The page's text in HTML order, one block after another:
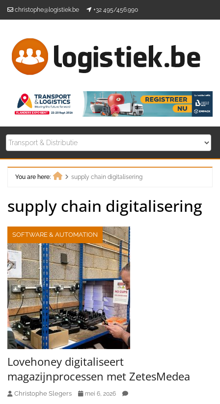
christophe@logistiek.be +32 495/456.990
You are here:
supply chain digitalisering
supply chain digitalisering
SOFTWARE & AUTOMATION
Lovehoney digitaliseert
magazijnprocessen met ZetesMedea
Christophe Slegers mei 6, 2026